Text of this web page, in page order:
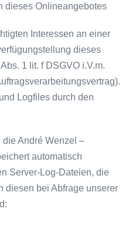
dieses Onlineangebotes
Interessen an einer
dieses
1 lit. f DSGVO i.V.m.
Logfiles durch den
André Wenzel –
automatisch
Server-Log-Dateien, die
diesen bei Abfrage unserer